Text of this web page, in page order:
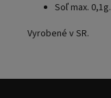
Soľ max. 0,1g.
Vyrobené v SR.